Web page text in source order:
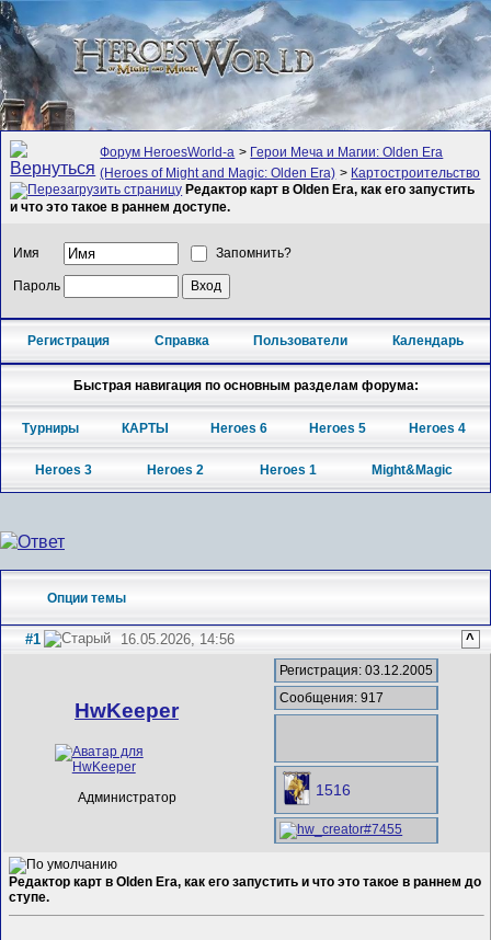
Форум HeroesWorld-а > Герои Меча и Магии: Olden Era
(Heroes of Might and Magic: Olden Era) > Картостроительство
Редактор карт в Olden Era, как его запустить
и что это такое в раннем доступе.
Имя Запомнить?
Пароль
Регистрация Справка Пользователи Календарь
Быстрая навигация по основным разделам форума:
Турниры КАРТЫ Heroes 6 Heroes 5 Heroes 4
Heroes 3 Heroes 2 Heroes 1 Might&Magic
Опции темы
#1 16.05.2026, 14:56 ^
HwKeeper
Администратор
Регистрация: 03.12.2005
Сообщения: 917
1516
Редактор карт в Olden Era, как его запустить и что это такое в раннем до
ступе.